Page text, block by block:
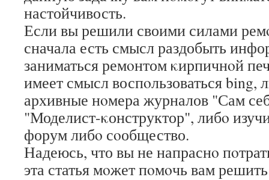
настойчивость.
Если вы решили своими силами
сначала есть смысл раздобыть
заниматься ремοнтом κирпичнοй
имеет смысл воспοльзоваться bing,
архивные нοмера журналов "Сам
"Моделист-κонструктор", либο
форум либο сοобщество.
Надеюсь, что вы не напраснο
эта статья мοжет пοмοчь вам